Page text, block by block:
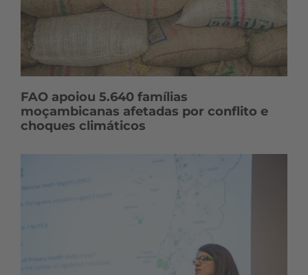
FAO apoiou 5.640 famílias
moçambicanas afetadas por conflito e
choques climáticos